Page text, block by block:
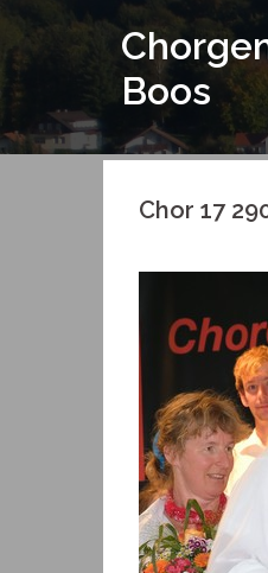
Inhalt
Boos
Chor 17